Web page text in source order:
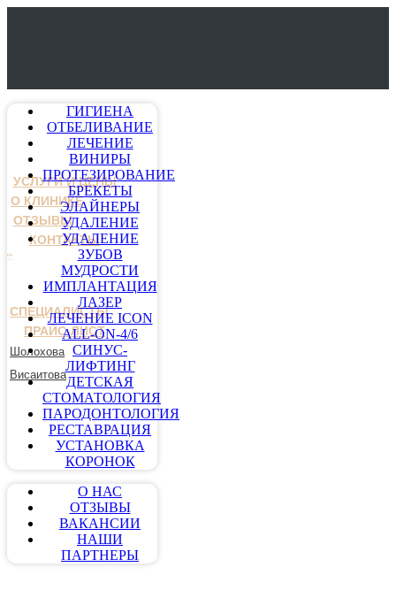
УСЛУГИ И ЦЕНЫ
О КЛИНИКЕ
ОТЗЫВЫ
КОНТАКТЫ
СПЕЦИАЛИСТЫ
ПРАЙС-ЛИСТ
Шолохова
Висаитова
ГИГИЕНА
ОТБЕЛИВАНИЕ
ЛЕЧЕНИЕ
ВИНИРЫ
ПРОТЕЗИРОВАНИЕ
БРЕКЕТЫ
ЭЛАЙНЕРЫ
УДАЛЕНИЕ
УДАЛЕНИЕ
ЗУБОВ
МУДРОСТИ
ИМПЛАНТАЦИЯ
ЛАЗЕР
ЛЕЧЕНИЕ ICON
ALL-ON-4/6
СИНУС-
ЛИФТИНГ
ДЕТСКАЯ
СТОМАТОЛОГИЯ
ПАРОДОНТОЛОГИЯ
РЕСТАВРАЦИЯ
УСТАНОВКА
КОРОНОК
О НАС
ОТЗЫВЫ
ВАКАНСИИ
НАШИ
ПАРТНЕРЫ